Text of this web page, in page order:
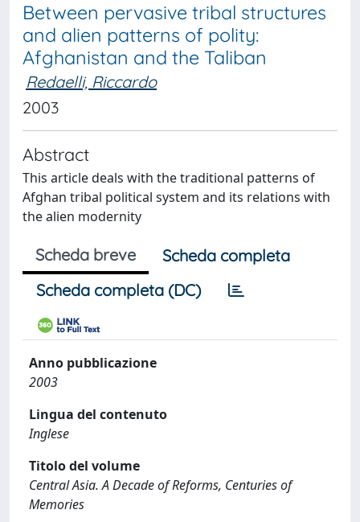
Between pervasive tribal structures
and alien patterns of polity:
Afghanistan and the Taliban
Redaelli, Riccardo
2003
Abstract
This article deals with the traditional patterns of
Afghan tribal political system and its relations with
the alien modernity
Scheda breve
Scheda completa
Scheda completa (DC)
Anno pubblicazione
2003
Lingua del contenuto
Inglese
Titolo del volume
Central Asia. A Decade of Reforms, Centuries of
Memories